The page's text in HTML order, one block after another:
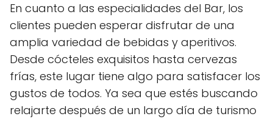
En cuanto a las especialidades del Bar, los
clientes pueden esperar disfrutar de una
amplia variedad de bebidas y aperitivos.
Desde cócteles exquisitos hasta cervezas
frías, este lugar tiene algo para satisfacer los
gustos de todos. Ya sea que estés buscando
relajarte después de un largo día de turismo